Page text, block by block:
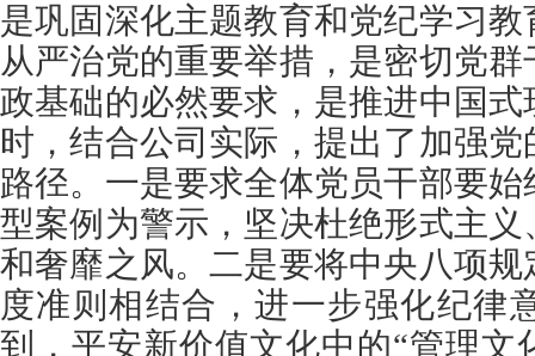
是巩固深化主题教育和党纪学习
从严治党的重要举措，是密切党
政基础的必然要求，是推进中国
时，结合公司实际，提出了加强
路径。一是要求全体党员干部要
型案例为警示，坚决杜绝形式主
和奢靡之风。二是要将中央八项
度准则相结合，进一步强化纪律
到，平安新价值文化中的“管理文